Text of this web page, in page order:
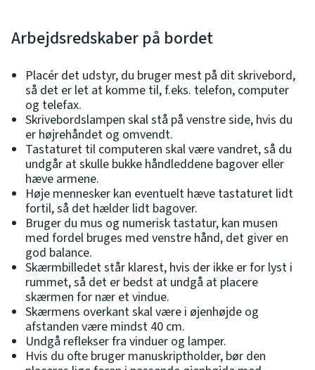
Arbejdsredskaber på bordet
Placér det udstyr, du bruger mest på dit skrivebord,
så det er let at komme til, f.eks. telefon, computer
og telefax.
Skrivebordslampen skal stå på venstre side, hvis du
er højrehåndet og omvendt.
Tastaturet til computeren skal være vandret, så du
undgår at skulle bukke håndleddene bagover eller
hæve armene.
Høje mennesker kan eventuelt hæve tastaturet lidt
fortil, så det hælder lidt bagover.
Bruger du mus og numerisk tastatur, kan musen
med fordel bruges med venstre hånd, det giver en
god balance.
Skærmbilledet står klarest, hvis der ikke er for lyst i
rummet, så det er bedst at undgå at placere
skærmen for nær et vindue.
Skærmens overkant skal være i øjenhøjde og
afstanden være mindst 40 cm.
Undgå reflekser fra vinduer og lamper.
Hvis du ofte bruger manuskriptholder, bør den